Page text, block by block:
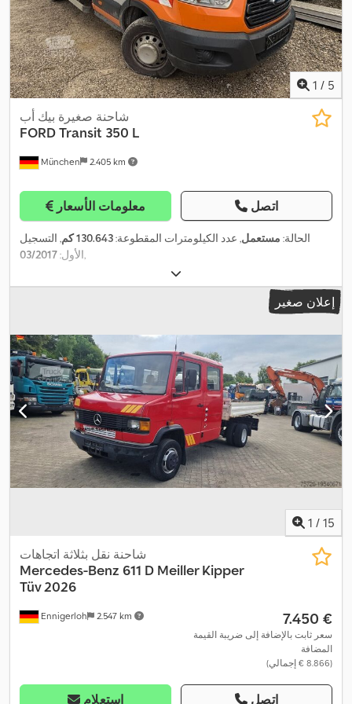
1 / 5
München 2.405 km
شاحنة صغيرة بيك أب
FORDTransit 350 L
معلومات الأسعار اتصل
الحالة: مستعمل, عدد الكيلومترات المقطوعة:130.643 كم
, التسجيل
الأول:03/2017 ,
إعلان صغير
1 / 15
Ennigerloh 2.547 km
شاحنة نقل بثلاثة اتجاهات
Mercedes-Benz 611 D Meiller Kipper
Tüv 2026
‏7.450 €
سعر ثابت بالإضافة إلى ضريبة القيمة
المضافة
(‏8.866 € إجمالي)
استعلام اتصل